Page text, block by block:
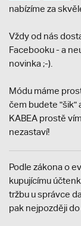
nabízíme za
Vždy od nás
Facebooku - a
novinka ;-).
Módu máme
čem budete "šik"
KABEA prostě
nezastaví!
Podle zákona o
kupujícímu
tržbu u správce
pak nejpozději do